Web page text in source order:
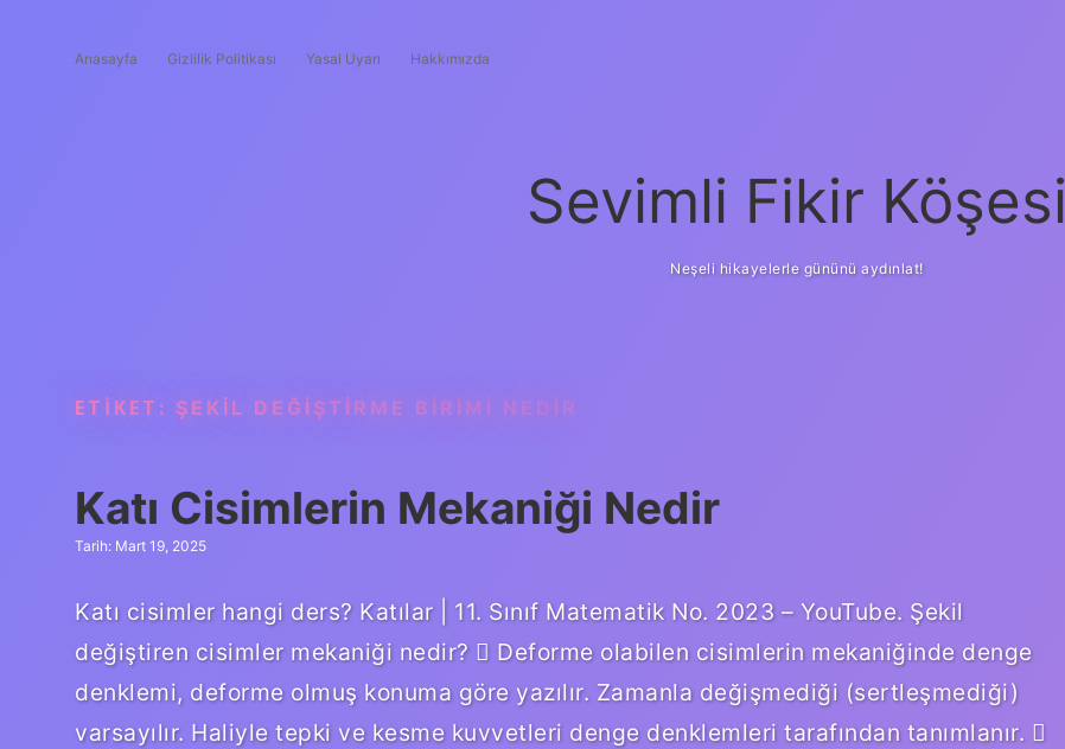
Anasayfa Gizlilik Politikası Yasal Uyarı Hakkımızda
Sevimli Fikir Köşesi
Neşeli hikayelerle gününü aydınlat!
ETIKET: ŞEKIL DEĞIŞTIRME BIRIMI NEDIR
Katı Cisimlerin Mekaniği Nedir
Tarih: Mart 19, 2025
Katı cisimler hangi ders? Katılar | 11. Sınıf Matematik No. 2023 – YouTube. Şekil
değiştiren cisimler mekaniği nedir?  Deforme olabilen cisimlerin mekaniğinde denge
denklemi, deforme olmuş konuma göre yazılır. Zamanla değişmediği (sertleşmediği)
varsayılır. Haliyle tepki ve kesme kuvvetleri denge denklemleri tarafından tanımlanır. 